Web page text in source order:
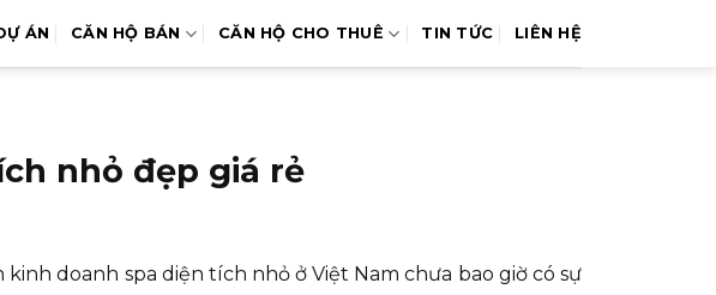
ÁN CĂN HỘ BÁN CĂN HỘ CHO THUÊ TIN TỨC LIÊN HỆ
nhỏ đẹp giá rẻ
doanh spa diện tích nhỏ ở Việt Nam chưa bao giờ có sự